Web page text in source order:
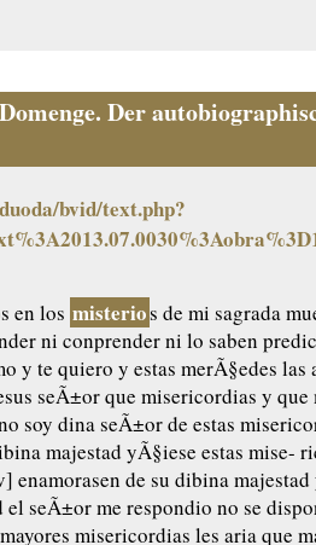
Der
bvid/text.php?
en los misterios de mi sagrada
ni conprender ni lo saben
y te quiero y estas merÃ§edes las
seÃ±or que misericordias y que
soy dina seÃ±or de estas
majestad yÃ§iese estas mise-
enamorasen de su dibina
seÃ±or me respondio no se
misericordias les aria que